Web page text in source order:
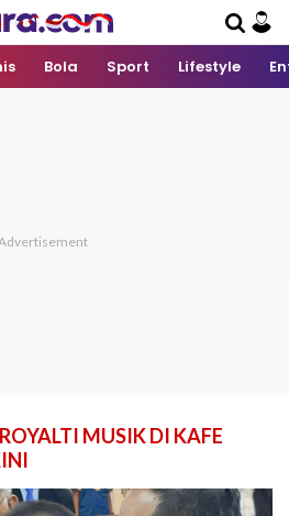
Bola Sport Lifestyle
MUSIK DI KAFE